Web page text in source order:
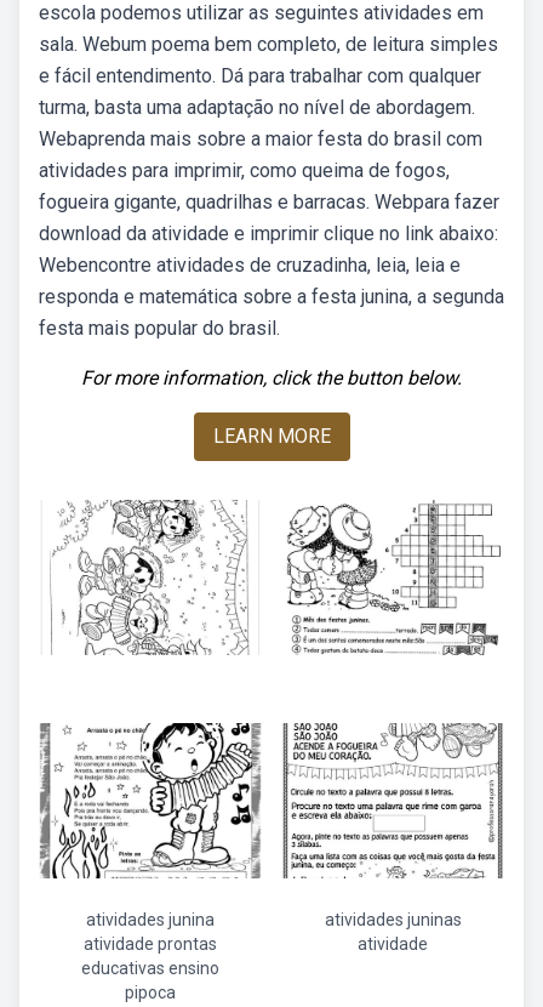
escola podemos utilizar as seguintes atividades em
sala. Webum poema bem completo, de leitura simples
e fácil entendimento. Dá para trabalhar com qualquer
turma, basta uma adaptação no nível de abordagem.
Webaprenda mais sobre a maior festa do brasil com
atividades para imprimir, como queima de fogos,
fogueira gigante, quadrilhas e barracas. Webpara fazer
download da atividade e imprimir clique no link abaixo:
Webencontre atividades de cruzadinha, leia, leia e
responda e matemática sobre a festa junina, a segunda
festa mais popular do brasil.
For more information, click the button below.
LEARN MORE
atividades junina
atividade prontas
educativas ensino
pipoca
atividades juninas
atividade